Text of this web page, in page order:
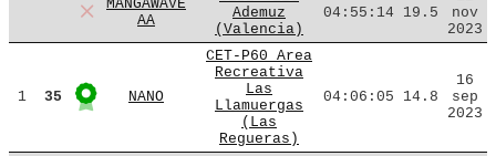
MANGAWAVE
AA
Ademuz
(Valencia)
04:55:14 19.5
nov
2023
1 35 NANO
CET-P60 Area
Recreativa
Las
Llamuergas
(Las
Regueras)
04:06:05 14.8
16
sep
2023